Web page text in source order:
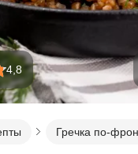
4,8
Гречка по-